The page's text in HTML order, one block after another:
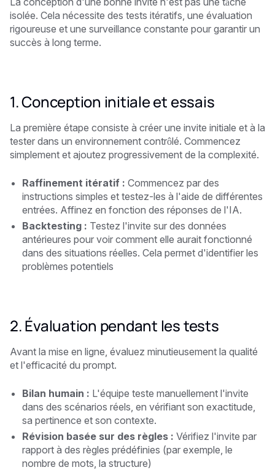
isolée. Cela nécessite des tests itératifs, une évaluation
rigoureuse et une surveillance constante pour garantir un
succès à long terme.
1. Conception initiale et essais
La première étape consiste à créer une invite initiale et à la
tester dans un environnement contrôlé. Commencez
simplement et ajoutez progressivement de la complexité.
Raffinement itératif : Commencez par des
instructions simples et testez-les à l'aide de différentes
entrées. Affinez en fonction des réponses de l'IA.
Backtesting : Testez l'invite sur des données
antérieures pour voir comment elle aurait fonctionné
dans des situations réelles. Cela permet d'identifier les
problèmes potentiels
2. Évaluation pendant les tests
Avant la mise en ligne, évaluez minutieusement la qualité
et l'efficacité du prompt.
Bilan humain : L'équipe teste manuellement l'invite
dans des scénarios réels, en vérifiant son exactitude,
sa pertinence et son contexte.
Révision basée sur des règles : Vérifiez l'invite par
rapport à des règles prédéfinies (par exemple, le
nombre de mots, la structure)